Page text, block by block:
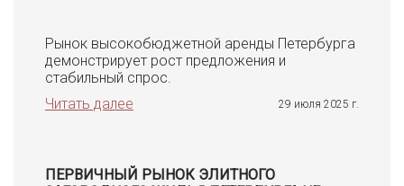
Рынок высокобюджетной аренды Петербурга
демонстрирует рост предложения и
стабильный спрос.
Читать далее
29 июля 2025 г.
ПЕРВИЧНЫЙ РЫНОК ЭЛИТНОГО